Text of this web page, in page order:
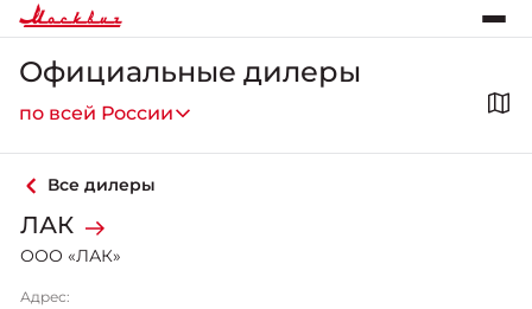
Официальные дилеры
по всей России
Все дилеры
ЛАК
ООО «ЛАК»
Адрес: